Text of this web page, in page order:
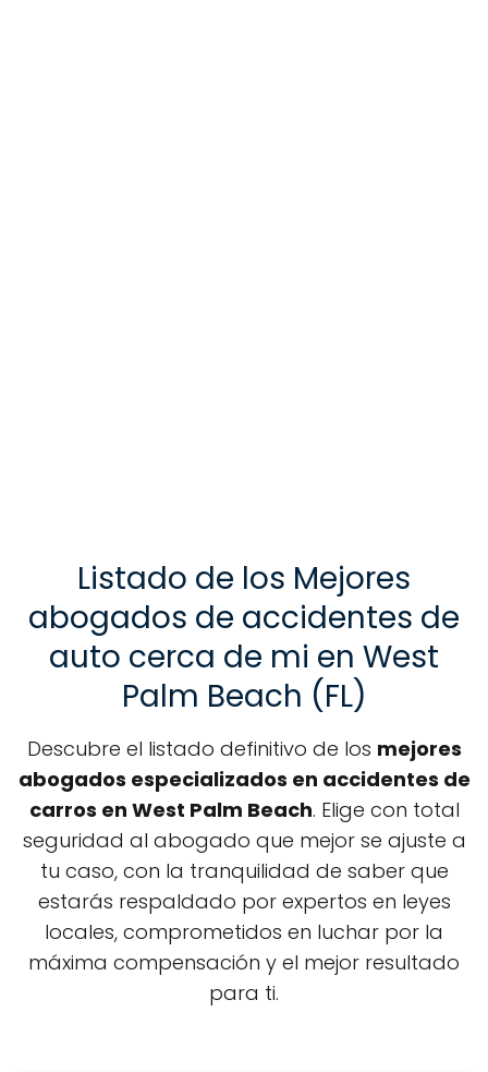
Listado de los Mejores
abogados de accidentes de
auto cerca de mi en West
Palm Beach (FL)
Descubre el listado definitivo de los mejores
abogados especializados en accidentes de
carros en West Palm Beach. Elige con total
seguridad al abogado que mejor se ajuste a
tu caso, con la tranquilidad de saber que
estarás respaldado por expertos en leyes
locales, comprometidos en luchar por la
máxima compensación y el mejor resultado
para ti.